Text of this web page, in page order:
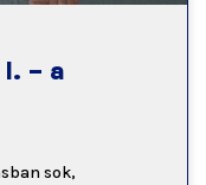
– a
sok,